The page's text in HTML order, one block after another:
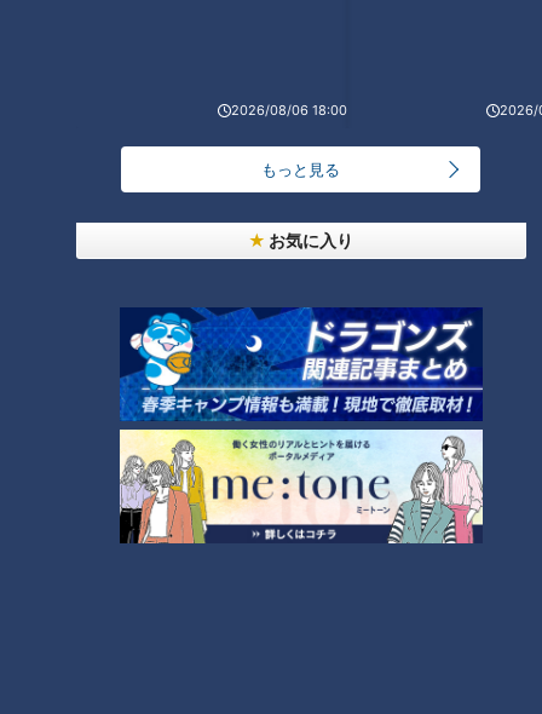
2026/08/06 18:00 2026/
もっと見る
お気に入り
※この方法でわかる肺年齢はあくまで目安です。正式な結果を
知るには呼吸機能検査を受けてください。
＜吐く力が衰える原因は？＞
続けると気管支に炎症が起き、肺胞が破壊され、肺が空洞化し
ます。すると、肺が膨らみ吐けない肺になってしまうのだと
か。タバコ以外にも、運動不足、肥満、前かがみの姿勢など
も、吐く力を衰えさせる原因になるそうです。
今すぐできる呼吸力チェック（2）呼吸の筋力
肺は、肺自体が動くのではなく約20種類ある呼吸筋によって